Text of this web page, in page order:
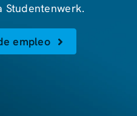
Studentenwerk.
empleo